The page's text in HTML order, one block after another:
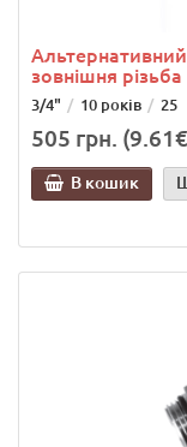
зовнішня різьба
3/4" 10 років 25
505 грн.
В кошик